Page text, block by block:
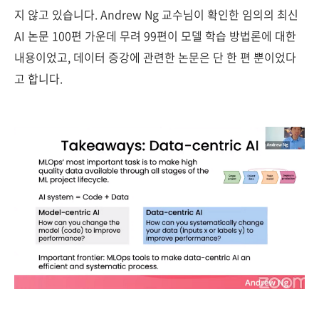
지 않고 있습니다. Andrew Ng 교수님이 확인한 임의의 최신
AI 논문 100편 가운데 무려 99편이 모델 학습 방법론에 대한
내용이었고, 데이터 증강에 관련한 논문은 단 한 편 뿐이었다
고 합니다.